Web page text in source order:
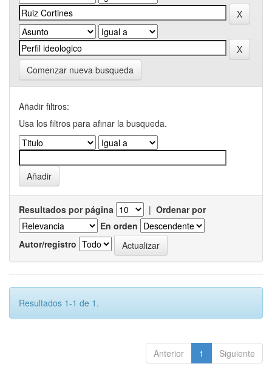
Comenzar nueva busqueda
Añadir filtros:
Usa los filtros para afinar la busqueda.
Resultados por página | Ordenar por
En orden
Autor/registro
Resultados 1-1 de 1.
Anterior 1 Siguiente